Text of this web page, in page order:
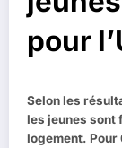
pour
Selon les
les jeunes sont
logement. Pour